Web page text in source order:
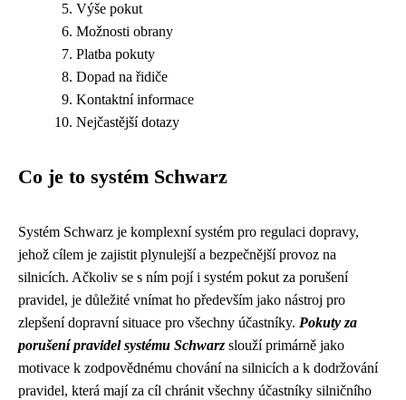
Výše pokut
Možnosti obrany
Platba pokuty
Dopad na řidiče
Kontaktní informace
Nejčastější dotazy
Co je to systém Schwarz
Systém Schwarz je komplexní systém pro regulaci dopravy,
jehož cílem je zajistit plynulejší a bezpečnější provoz na
silnicích. Ačkoliv se s ním pojí i systém pokut za porušení
pravidel, je důležité vnímat ho především jako nástroj pro
zlepšení dopravní situace pro všechny účastníky. Pokuty za
porušení pravidel systému Schwarz slouží primárně jako
motivace k zodpovědnému chování na silnicích a k dodržování
pravidel, která mají za cíl chránit všechny účastníky silničního